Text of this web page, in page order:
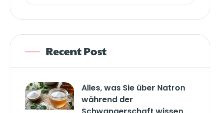
Recent Post
Alles, was Sie über Natron
während der